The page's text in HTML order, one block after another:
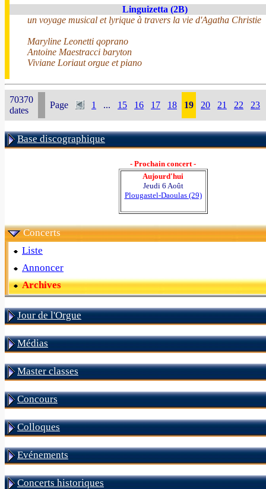
Linguizetta (2B)
un voyage musical et lyrique à travers la vie d'Agatha Christie
Maryline Leonetti qoprano
Antoine Maestracci baryton
Viviane Loriaut orgue et piano
70370
dates
Page 1 ... 15 16 17 18 19 20 21 22 23
Base discographique
- Prochain concert -
Aujourd'hui
Jeudi 6 Août
Plougastel-Daoulas (29)
Concerts
Liste
Annoncer
Archives
Jour de l'Orgue
Médias
Master classes
Concours
Colloques
Evénements
Concerts historiques